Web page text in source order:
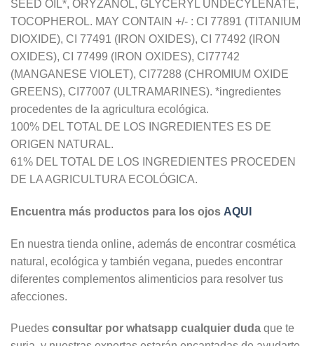
SEED OIL*, ORYZANOL, GLYCERYL UNDECYLENATE,
TOCOPHEROL. MAY CONTAIN +/- : CI 77891 (TITANIUM
DIOXIDE), CI 77491 (IRON OXIDES), CI 77492 (IRON
OXIDES), CI 77499 (IRON OXIDES), CI77742
(MANGANESE VIOLET), CI77288 (CHROMIUM OXIDE
GREENS), CI77007 (ULTRAMARINES). *ingredientes
procedentes de la agricultura ecológica.
100% DEL TOTAL DE LOS INGREDIENTES ES DE
ORIGEN NATURAL.
61% DEL TOTAL DE LOS INGREDIENTES PROCEDEN
DE LA AGRICULTURA ECOLÓGICA.
Encuentra más productos para los ojos AQUI
En nuestra tienda online, además de encontrar cosmética
natural, ecológica y también vegana, puedes encontrar
diferentes complementos alimenticios para resolver tus
afecciones.
Puedes consultar por whatsapp cualquier duda que te